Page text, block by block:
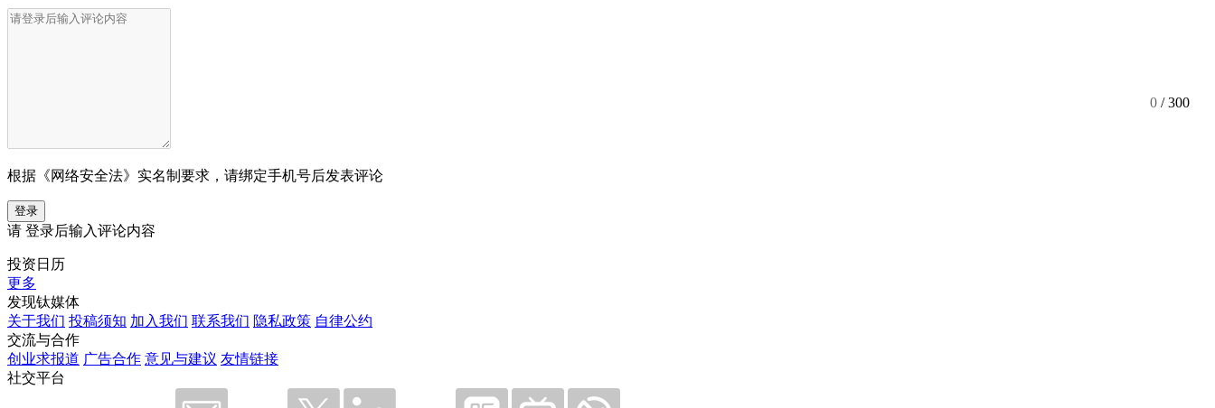
0 / 300
根据《网络安全法》实名制要求，请绑定手机号后发表评论
登录
请 登录后输入评论内容
投资日历
更多
发现钛媒体
关于我们 投稿须知 加入我们 联系我们 隐私政策 自律公约
交流与合作
创业求报道 广告合作 意见与建议 友情链接
社交平台